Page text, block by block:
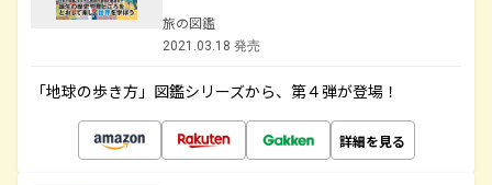
旅の図鑑
2021.03.18 発売
「地球の歩き方」図鑑シリーズから、第４弾が登場！
詳細を見る